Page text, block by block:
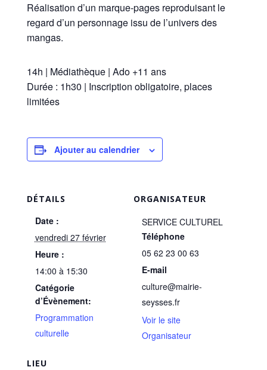
Réalisation d’un marque-pages reproduisant le
regard d’un personnage issu de l’univers des
mangas.
14h | Médiathèque | Ado +11 ans
Durée : 1h30 | Inscription obligatoire, places
limitées
Ajouter au calendrier
DÉTAILS
Date :
vendredi 27 février
Heure :
14:00 à 15:30
Catégorie
d’Évènement:
Programmation
culturelle
LIEU
ORGANISATEUR
SERVICE CULTUREL
Téléphone
05 62 23 00 63
E-mail
culture@mairie-
seysses.fr
Voir le site
Organisateur